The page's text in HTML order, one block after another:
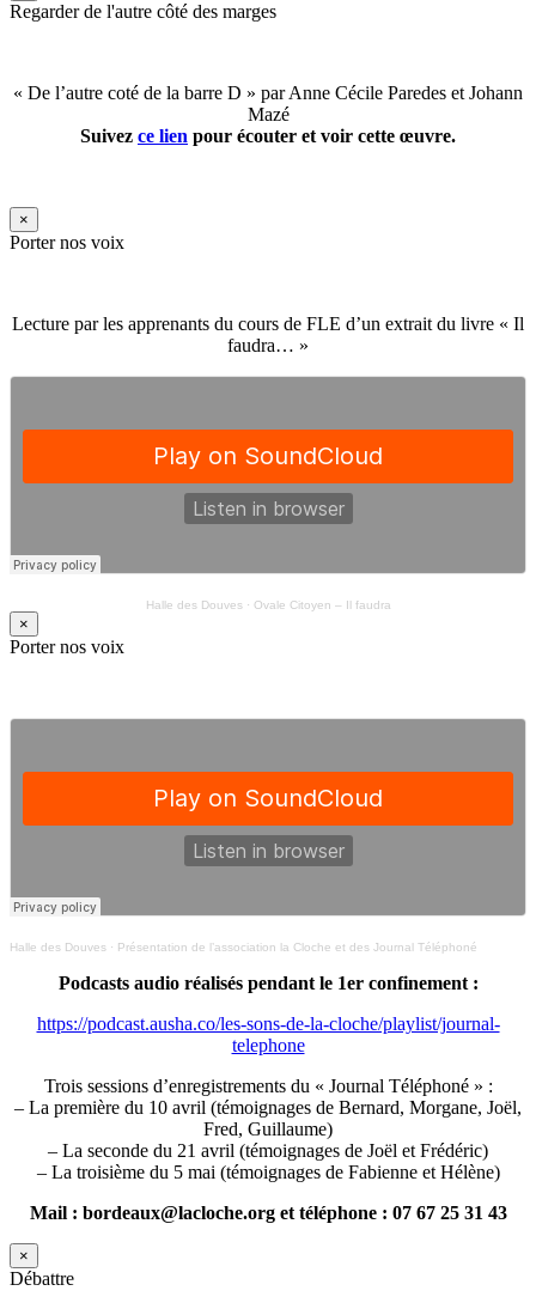
Regarder de l'autre côté des marges
« De l’autre coté de la barre D » par Anne Cécile Paredes et Johann
Mazé
Suivez ce lien pour écouter et voir cette œuvre.
×
Porter nos voix
Lecture par les apprenants du cours de FLE d’un extrait du livre « Il
faudra… »
Halle des Douves· Ovale Citoyen – Il faudra
×
Porter nos voix
Halle des Douves · Présentation de l’association la Cloche et des Journal Téléphoné
Podcasts audio réalisés pendant le 1er confinement :
https://podcast.ausha.co/les-sons-de-la-cloche/playlist/journal-
telephone
Trois sessions d’enregistrements du « Journal Téléphoné » :
– La première du 10 avril (témoignages de Bernard, Morgane, Joël,
Fred, Guillaume)
– La seconde du 21 avril (témoignages de Joël et Frédéric)
– La troisième du 5 mai (témoignages de Fabienne et Hélène)
Mail : bordeaux@lacloche.org et téléphone : 07 67 25 31 43
×
Débattre